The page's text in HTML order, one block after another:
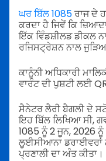
ਘਰ ਬਿੱਲ 1085ਰਾਜ ਦੇ
ਕਰਦਾ ਹੈ ਜਿਵੇਂ ਕਿ
ਇੱਕ ਵਿੰਡਸ਼ੀਲਡ ਡੀਕਲ
ਰਜਿਸਟ੍ਰੇਸ਼ਨ ਨਾਲ
ਕਾਨੂੰਨੀ ਅਧਿਕਾਰੀ
ਵਾਰੰਟ ਦੀ ਪੁਸ਼ਟੀ ਲਈ
ਸੈਨੇਟਰ ਲੈਰੀ ਬੈਗਲੀ ਦੇ
ਇਹ ਬਿੱਲ ਲਿਖਿਆ ਸੀ,
1085 ਨੂੰ 2 ਜੂਨ, 2026
ਲੂਈਸੀਆਨਾ ਡਰਾਈਵਰਾਂ
ਪ੍ਰਣਾਲੀ ਦਾ ਅੰਤ ਕੀਤਾ।